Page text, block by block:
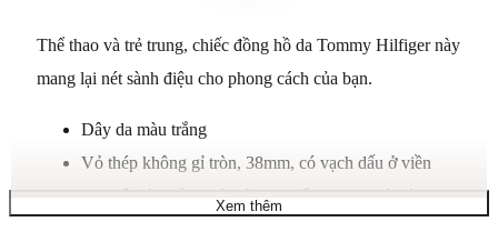
Thể thao và trẻ trung, chiếc đồng hồ da Tommy Hilfiger này
mang lại nét sành điệu cho phong cách của bạn.
Dây da màu trắng
Vỏ thép không gỉ tròn, 38mm, có vạch dấu ở viền
Mặt số màu trắng với các chữ số La Mã phát sáng
Xem thêm